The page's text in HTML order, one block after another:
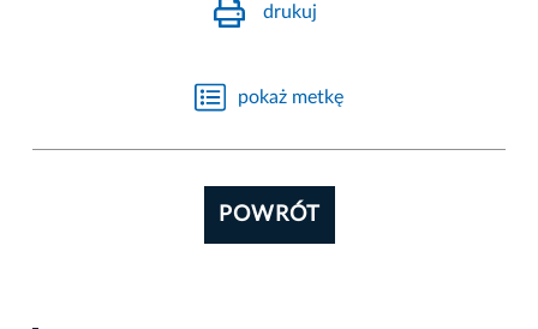
drukuj
pokaż metkę
POWRÓT